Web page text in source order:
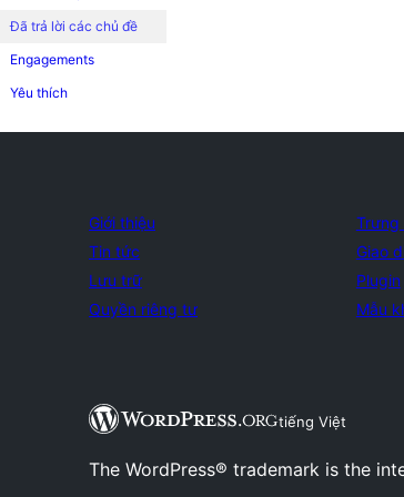
Đã trả lời các chủ đề
Engagements
Yêu thích
Giới thiệu
Tin tức
Lưu trữ
Quyền riêng tư
Trưng
Giao
Plugin
Mẫu
tiếng Việt
The WordPress® trademark is the